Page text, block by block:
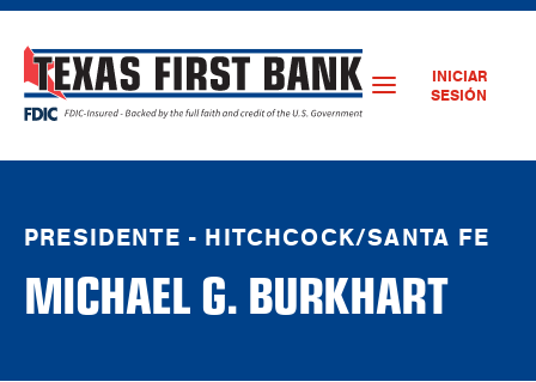
INICIAR
SESIÓN
PRESIDENTE - HITCHCOCK/SANTA FE
MICHAEL G. BURKHART